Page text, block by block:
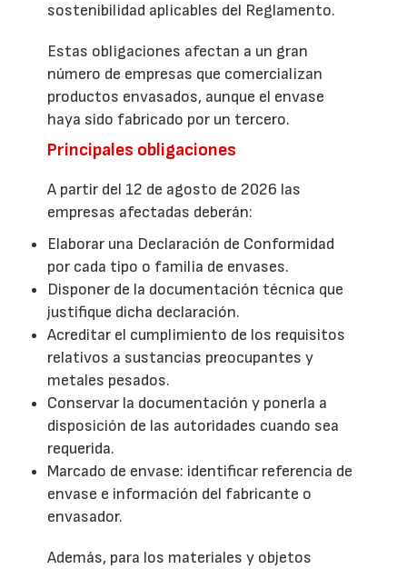
sostenibilidad aplicables del Reglamento.
Estas obligaciones afectan a un gran
número de empresas que comercializan
productos envasados, aunque el envase
haya sido fabricado por un tercero.
Principales obligaciones
A partir del 12 de agosto de 2026 las
empresas afectadas deberán:
Elaborar una Declaración de Conformidad
por cada tipo o familia de envases.
Disponer de la documentación técnica que
justifique dicha declaración.
Acreditar el cumplimiento de los requisitos
relativos a sustancias preocupantes y
metales pesados.
Conservar la documentación y ponerla a
disposición de las autoridades cuando sea
requerida.
Marcado de envase: identificar referencia de
envase e información del fabricante o
envasador.
Además, para los materiales y objetos